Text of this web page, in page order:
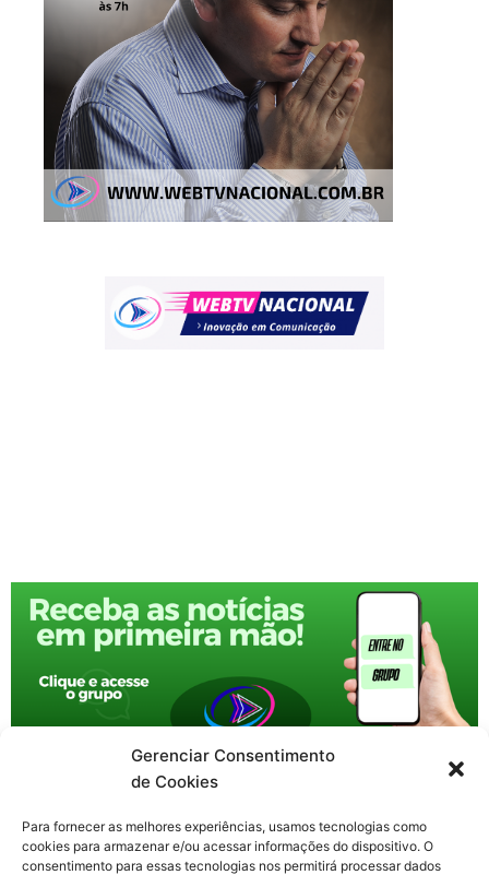
Gerenciar Consentimento
de Cookies
Para fornecer as melhores experiências, usamos tecnologias como
cookies para armazenar e/ou acessar informações do dispositivo. O
consentimento para essas tecnologias nos permitirá processar dados